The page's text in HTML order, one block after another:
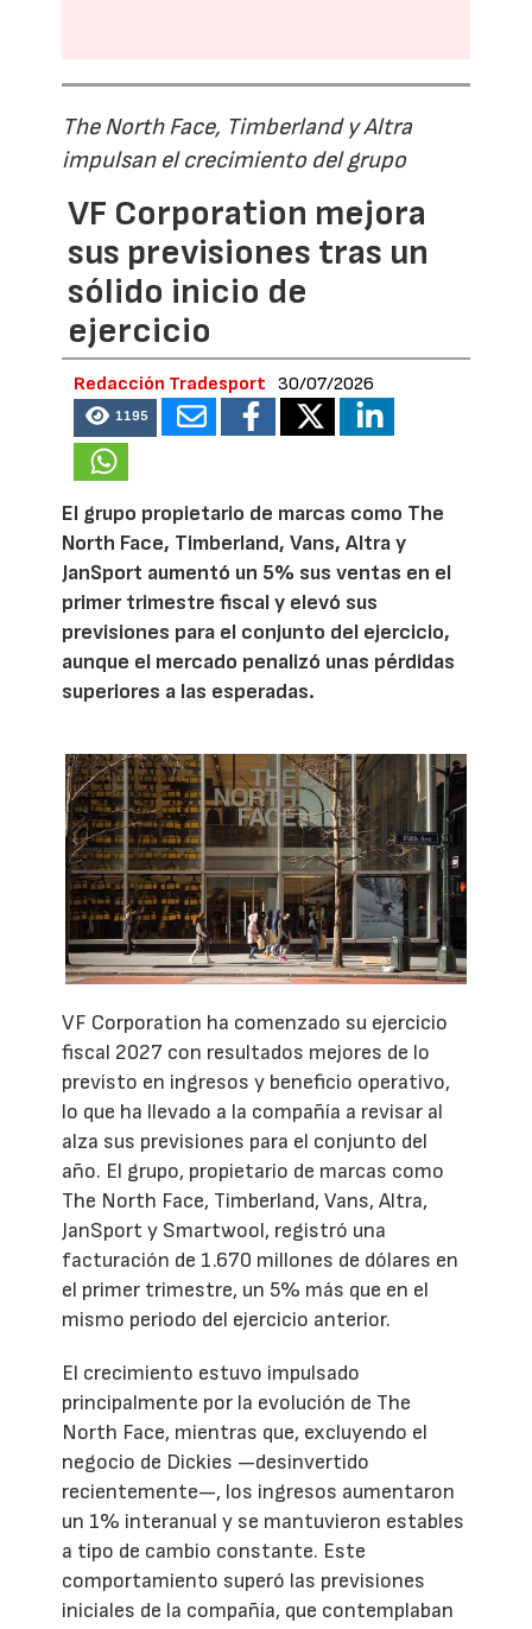
The North Face, Timberland y Altra
impulsan el crecimiento del grupo
VF Corporation mejora
sus previsiones tras un
sólido inicio de
ejercicio
Redacción Tradesport 30/07/2026
1195
El grupo propietario de marcas como The
North Face, Timberland, Vans, Altra y
JanSport aumentó un 5% sus ventas en el
primer trimestre fiscal y elevó sus
previsiones para el conjunto del ejercicio,
aunque el mercado penalizó unas pérdidas
superiores a las esperadas.
VF Corporation ha comenzado su ejercicio
fiscal 2027 con resultados mejores de lo
previsto en ingresos y beneficio operativo,
lo que ha llevado a la compañía a revisar al
alza sus previsiones para el conjunto del
año. El grupo, propietario de marcas como
The North Face, Timberland, Vans, Altra,
JanSport y Smartwool, registró una
facturación de 1.670 millones de dólares en
el primer trimestre, un 5% más que en el
mismo periodo del ejercicio anterior.
El crecimiento estuvo impulsado
principalmente por la evolución de The
North Face, mientras que, excluyendo el
negocio de Dickies —desinvertido
recientemente—, los ingresos aumentaron
un 1% interanual y se mantuvieron estables
a tipo de cambio constante. Este
comportamiento superó las previsiones
iniciales de la compañía, que contemplaban